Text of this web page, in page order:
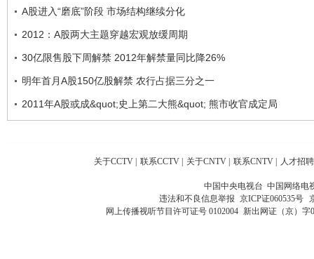
A股进入“磨底”阶段 市场结构继续分化
2012：A股两大主题穿越宏观放缓周期
30亿限售股下周解禁 2012年解禁量同比降26%
明年首月A股150亿股解禁 农行占据三分之一
2011年A股或成&quot;史上第二大熊&quot; 熊市收官成定局
关于CCTV | 联系CCTV | 关于CNTV | 联系CNTV | 人才招聘
中国中央电视台 中国网络电
违法和不良信息举报 京ICP证060535号
网上传播视听节目许可证号 0102004 新出网证（京）